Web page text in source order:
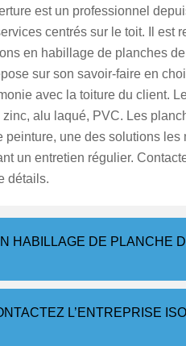
est un professionnel
centrés sur le toit. Il est
en habillage de planches
sur son savoir-faire en
avec la toiture du client.
alu laqué, PVC. Les
peinture, une des solutions les
un entretien régulier.
détails.
HABILLAGE DE PLANCHE
L’ENTREPRISE ISO